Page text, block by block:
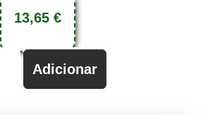
13,65€
Adicionar